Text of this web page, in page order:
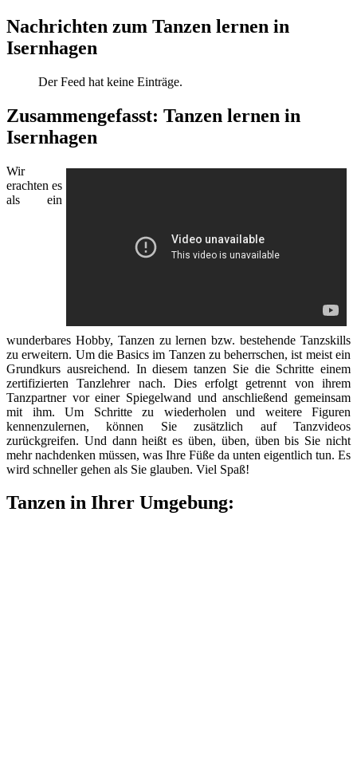
Nachrichten zum Tanzen lernen in
Isernhagen
Der Feed hat keine Einträge.
Zusammengefasst: Tanzen lernen in
Isernhagen
Wir
erachten es
als ein
wunderbares Hobby, Tanzen zu lernen bzw. bestehende Tanzskills
zu erweitern. Um die Basics im Tanzen zu beherrschen, ist meist ein
Grundkurs ausreichend. In diesem tanzen Sie die Schritte einem
zertifizierten Tanzlehrer nach. Dies erfolgt getrennt von ihrem
Tanzpartner vor einer Spiegelwand und anschließend gemeinsam
mit ihm. Um Schritte zu wiederholen und weitere Figuren
kennenzulernen, können Sie zusätzlich auf Tanzvideos
zurückgreifen. Und dann heißt es üben, üben, üben bis Sie nicht
mehr nachdenken müssen, was Ihre Füße da unten eigentlich tun. Es
wird schneller gehen als Sie glauben. Viel Spaß!
Tanzen in Ihrer Umgebung: